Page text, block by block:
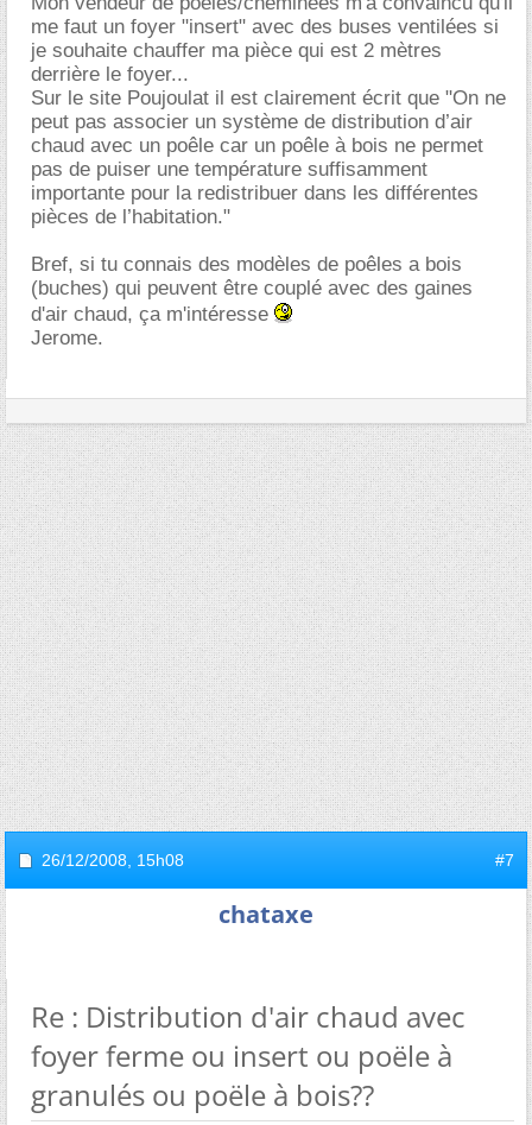
me faut un foyer "insert" avec des buses ventilées si
je souhaite chauffer ma pièce qui est 2 mètres
derrière le foyer...
Sur le site Poujoulat il est clairement écrit que "On ne
peut pas associer un système de distribution d’air
chaud avec un poêle car un poêle à bois ne permet
pas de puiser une température suffisamment
importante pour la redistribuer dans les différentes
pièces de l’habitation."
Bref, si tu connais des modèles de poêles a bois
(buches) qui peuvent être couplé avec des gaines
d'air chaud, ça m'intéresse
Jerome.
26/12/2008, 15h08 #7
chataxe
Re : Distribution d'air chaud avec
foyer ferme ou insert ou poële à
granulés ou poële à bois??